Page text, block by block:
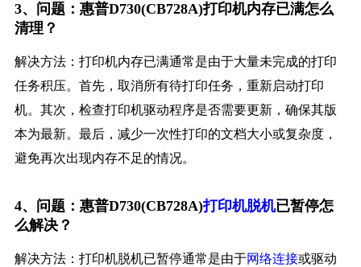
3、问题：惠普D730(CB728A)打印机内存已满怎么
清理？
解决方法：打印机内存已满通常是由于大量未完成的打印
任务积压。首先，取消所有待打印任务，重新启动打印
机。其次，检查打印机驱动程序是否需要更新，确保其版
本为最新。最后，减少一次性打印的文档大小或复杂度，
避免再次出现内存不足的情况。
4、问题：惠普D730(CB728A)打印机脱机已暂停怎
么解决？
解决方法：打印机脱机已暂停通常是由于网络连接或驱动